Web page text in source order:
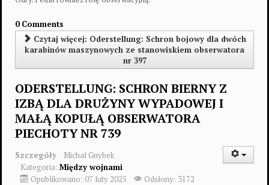
0 Comments
Czytaj więcej: Oderstellung: Schron bojowy dla dwóch
karabinów maszynowych ze stanowiskiem obserwatora
nr 397
ODERSTELLUNG: SCHRON BIERNY Z
IZBĄ DLA DRUŻYNY WYPADOWEJ I
MAŁĄ KOPUŁĄ OBSERWATORA
PIECHOTY NR 739
Szczegóły
Michał Gnybek
Kategoria: Między wojnami
Opublikowano: 07 luty 2025
Odsłony: 3172